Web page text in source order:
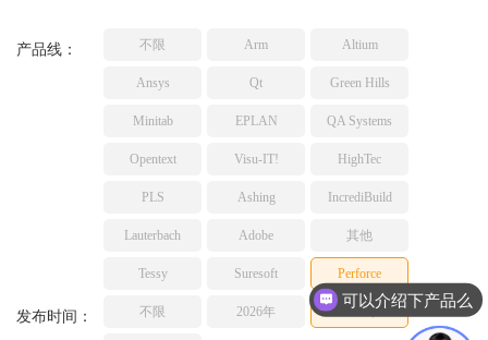
TESSY
网络研讨会
产品线： 不限 Arm Altium
Ansys Qt Green Hills
Minitab EPLAN QA Systems
Opentext Visu-IT! HighTec
PLS Ashing IncrediBuild
Lauterbach Adobe 其他
Tessy Suresoft Perforce
发布时间： 不限 2026年 2025年
可以介绍下产品么